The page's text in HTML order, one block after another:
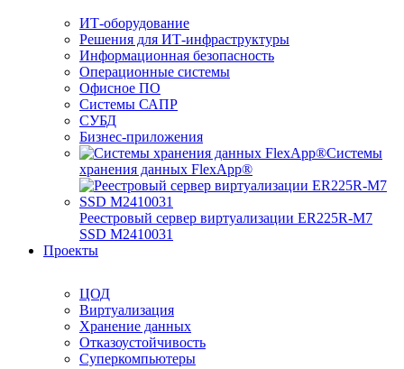
ИТ-оборудование
Решения для ИТ-инфраструктуры
Информационная безопасность
Операционные системы
Офисное ПО
Системы САПР
СУБД
Бизнес-приложения
Системы
хранения данных FlexApp®
Реестровый сервер виртуализации ER225R-M7
SSD М2410031
Проекты
ЦОД
Виртуализация
Хранение данных
Отказоустойчивость
Суперкомпьютеры